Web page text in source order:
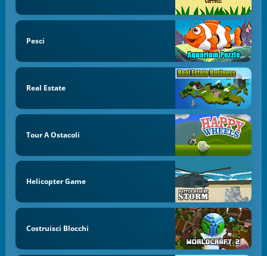
Pesci
Real Estate
Tour A Ostacoli
Helicopter Game
Costruisci Blocchi